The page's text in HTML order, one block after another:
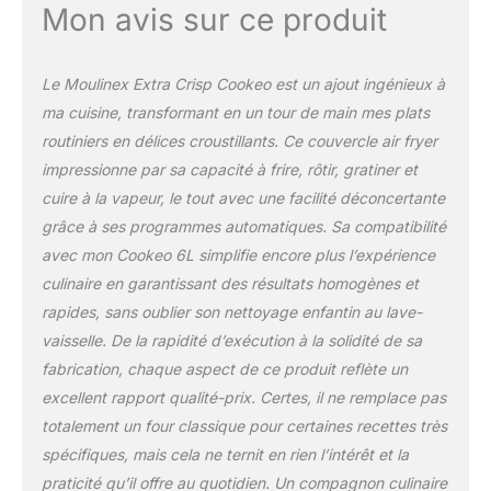
maintien au chaud), et
transformez même votre
CRISP inclus et ses 4
modes de cuisson (air
fry, rotir, griller, cuire au
four) Friteuse sans huile
UN MAXIMUM
à des milliers de recettes
directement depuis
l'écran de votre Cookeo.
Choisissez vos recettes
en fonction de vos
goûts, du temps et des
ingrédients que vous
avez, et envoyez-les sur
votre Cookeo grâce à
l'application MyMoulinex
connectée en Wi-Fi DES
PLATS FACILES ET DES
Mon avis sur ce produit
Le Moulinex Extra Crisp Cookeo est un ajout ingénieux à
ma cuisine, transformant en un tour de main mes plats
routiniers en délices croustillants. Ce couvercle air fryer
impressionne par sa capacité à frire, rôtir, gratiner et
cuire à la vapeur, le tout avec une facilité déconcertante
grâce à ses programmes automatiques. Sa compatibilité
avec mon Cookeo 6L simplifie encore plus l’expérience
culinaire en garantissant des résultats homogènes et
rapides, sans oublier son nettoyage enfantin au lave-
vaisselle. De la rapidité d’exécution à la solidité de sa
fabrication, chaque aspect de ce produit reflète un
excellent rapport qualité-prix. Certes, il ne remplace pas
totalement un four classique pour certaines recettes très
spécifiques, mais cela ne ternit en rien l’intérêt et la
praticité qu’il offre au quotidien. Un compagnon culinaire